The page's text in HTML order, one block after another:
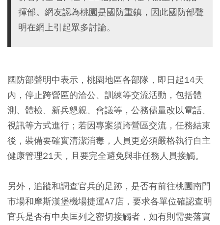
揮部。網友認為桃園是國防重鎮，因此國防部聲
明在網上引起眾多討論。
國防部聲明中表示，桃園地區各部隊，即日起14天
內，停止跨營區的洽公、訓練等交流活動，包括體
測、體檢、新兵懇親、會議等，公務儘量改以電話、
視訊等方式進行；若因專案須跨營區交流，任務結束
後，裝備要確實清潔消毒，人員更必須嚴格執行自主
健康管理21天，且要完全避免與非任務人員接觸。
另外，追蹤和調查官兵的足跡，是否有前往桃園南門
市場和摩斯漢堡機場捷運A7店，要求各單位確認查明
官兵是否有中央匡列之密切接觸者，如有則需要落實